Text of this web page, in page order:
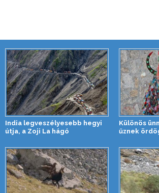
India legveszélyesebb hegyi
útja, a Zoji La hágó
Különös
űznek